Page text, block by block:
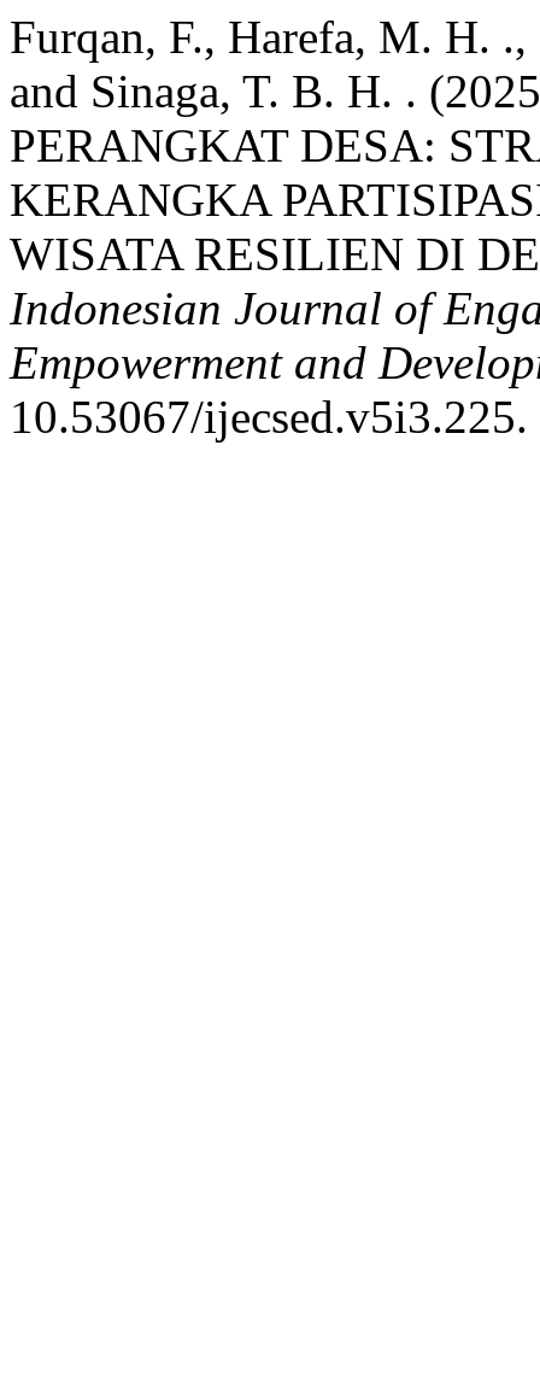
Furqan, F., Harefa, M. H.
and Sinaga, T. B. H. .
PERANGKAT DESA:
KERANGKA
WISATA RESILIEN DI
Indonesian Journal of
Empowerment and
10.53067/ijecsed.v5i3.225.